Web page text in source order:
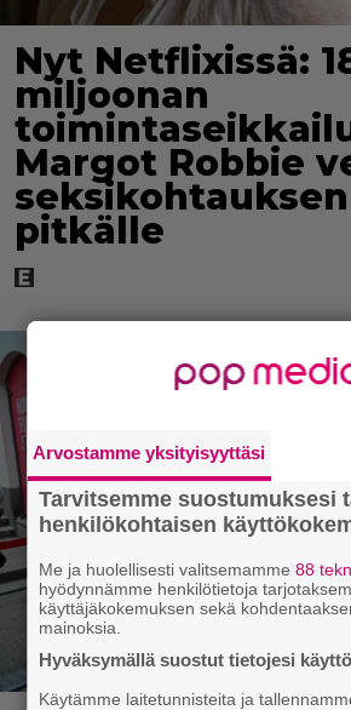
Nyt Netflixissä:
miljoonan
Margot Robbie
pitkälle
Arvostamme yksityisyyttäsi
Tarvitsemme suostumuksesi
henkilökohtaisen
Me ja huolellisesti valitsemamme88
hyödynnämme henkilötietoja
käyttäjäkokemuksen sekä
mainoksia.
Hyväksymällä suostut tietojesi
Käytämme laitetunnisteita ja